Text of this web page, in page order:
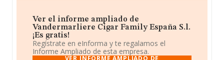
Ver el informe ampliado de
Vandermarliere Cigar Family España S.l.
¡Es gratis!
Regístrate en eInforma y te regalamos el
Informe Ampliado de esta empresa.
VER INFORME AMPLIADO DE